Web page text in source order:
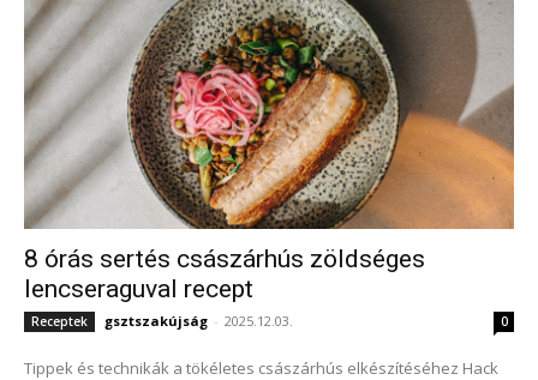
8 órás sertés császárhús zöldséges
lencseraguval recept
Receptek gsztszakújság - 2025.12.03. 0
Tippek és technikák a tökéletes császárhús elkészítéséhez Hack